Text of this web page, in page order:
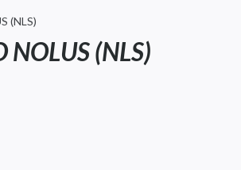
(NLS)
NOLUS (NLS)